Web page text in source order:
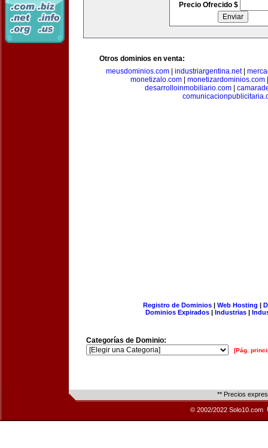
Precio Ofrecido $
Otros dominios en venta:
meusdominios.com| industriargentina.net|
monetizalo.com| monetizardominios.com
desarrolloinmobiliario.com
Registro de Dominios| Web Hosting |
Dominios Expirados | Industrias |
Categorías de Dominio:
[Pág.
** Precios
© 2002/2022 Solo10.com